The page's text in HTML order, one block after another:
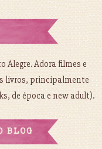
Alegre. Adora filmes e
livros, principalmente
de época e new adult).
BLOG